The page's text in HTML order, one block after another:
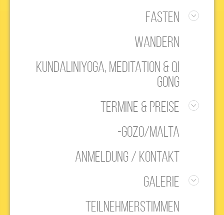
FASTEN
Fasten
WANDERN
KUNDALINIYOGA, MEDITATION & QI
GONG
TERMINE & PREISE
Mallorca Kloster Lluc
-GOZO/MALTA
ANMELDUNG / KONTAKT
GALERIE
Mallorca Kloster Lluc
TEILNEHMERSTIMMEN